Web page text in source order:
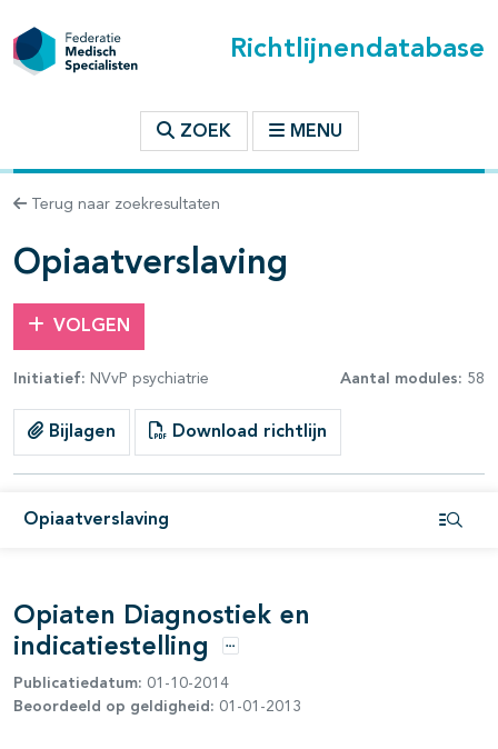
Richtlijnendatabase
ZOEK MENU
Terug naar zoekresultaten
Opiaatverslaving
VOLGEN
Initiatief: NVvP psychiatrie Aantal modules: 58
Bijlagen Download richtlijn
Opiaatverslaving
binnen deze richtlijn
open- en dichtklappen
open- en dichtklappen
Opiaten Diagnostiek en
indicatiestelling
Opties
Publicatiedatum: 01-10-2014
Beoordeeld op geldigheid: 01-01-2013